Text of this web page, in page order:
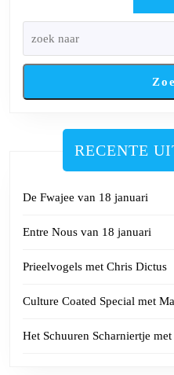
RECENTE
De Fwajee van 18 januari
Entre Nous van 18 januari
Prieelvogels met Chris Dictus
Culture Coated Special met
Het Schuuren Scharniertje